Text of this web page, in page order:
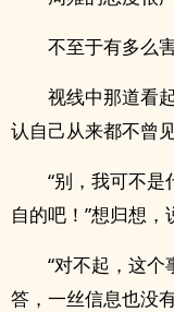
不至于有多么
视线中那道看
认自己从来都不曾
“别，我可不
自的吧！”想归想，
“对不起，这个
答，一丝信息也没有